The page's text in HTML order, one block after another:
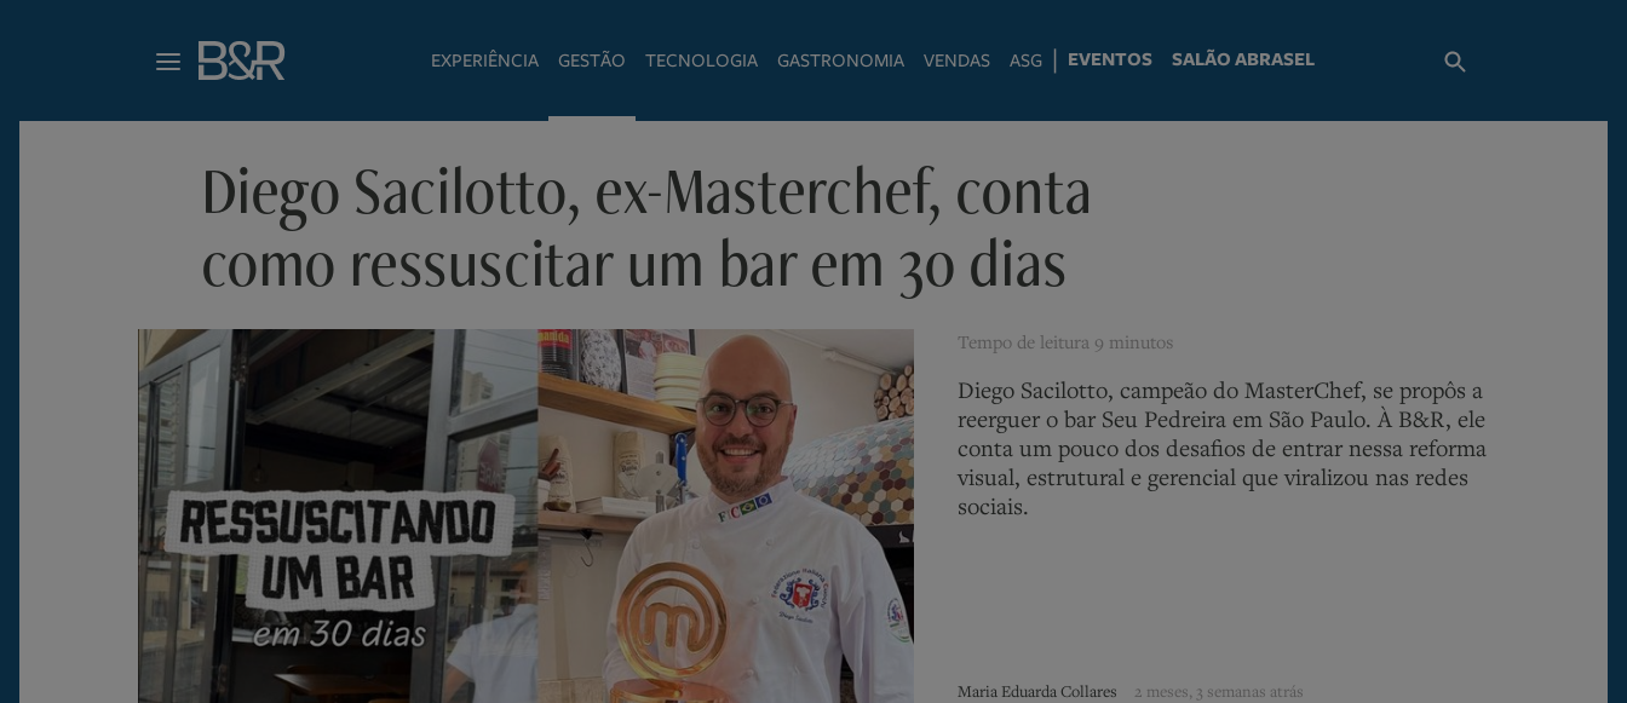
EXPERIÊNCIA GESTÃO TECNOLOGIA GASTRONOMIA VENDAS ASG | EVENTOS SALÃO ABRASEL
Diego Sacilotto, ex-Masterchef, conta
como ressuscitar um bar em 30 dias
Tempo de leitura 9 minutos
Diego Sacilotto, campeão do MasterChef, se propôs a
reerguer o bar Seu Pedreira em São Paulo. À B&R, ele
conta um pouco dos desafios de entrar nessa reforma
visual, estrutural e gerencial que viralizou nas redes
sociais.
Maria Eduarda Collares 2 meses, 3 semanas atrás